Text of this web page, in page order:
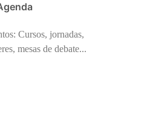
Cursos, jornadas,
mesas de debate...